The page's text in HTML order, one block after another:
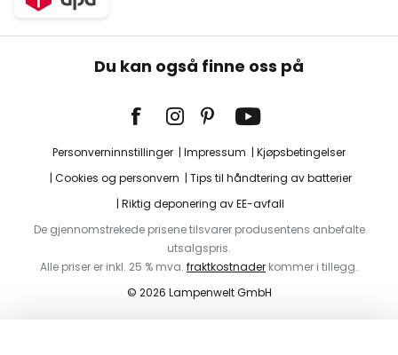
Du kan også finne oss på
Personverninnstillinger Impressum
Kjøpsbetingelser
Cookies og personvern
Tips til håndtering av batterier
Riktig deponering av EE-avfall
De gjennomstrekede prisene tilsvarer produsentens anbefalte
utsalgspris.
Alle priser er inkl. 25 % mva. fraktkostnader kommer i tillegg.
© 2026 Lampenwelt GmbH